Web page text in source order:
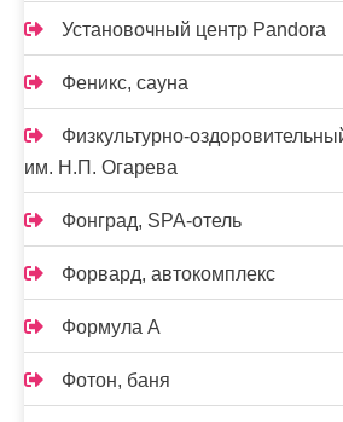
Установочный центр Pandora
Феникс, сауна
Физкультурно-
им. Н.П. Огарева
Фонград, SPA-отель
Форвард, автокомплекс
Формула А
Фотон, баня